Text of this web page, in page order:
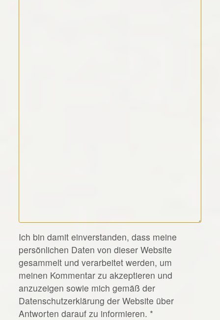
*
Ich bin damit einverstanden, dass meine
persönlichen Daten von dieser Website
gesammelt und verarbeitet werden, um
meinen Kommentar zu akzeptieren und
anzuzeigen sowie mich gemäß der
Datenschutzerklärung der Website über
Antworten darauf zu informieren. *